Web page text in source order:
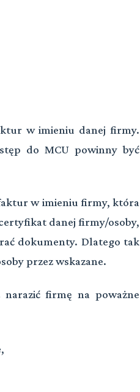
w imieniu danej firmy.
do MCU powinny być
w imieniu firmy, która
danej firmy/osoby,
dokumenty. Dlatego tak
przez wskazane.
narazić firmę na poważne